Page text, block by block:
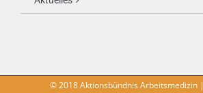
© 2018 Aktionsbündnis Arbeitsmedizin |